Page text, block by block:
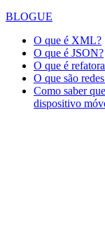
BLOGUE
O que é XML?
O que é JSON?
O que é
O que são
Como saber
dispositivo